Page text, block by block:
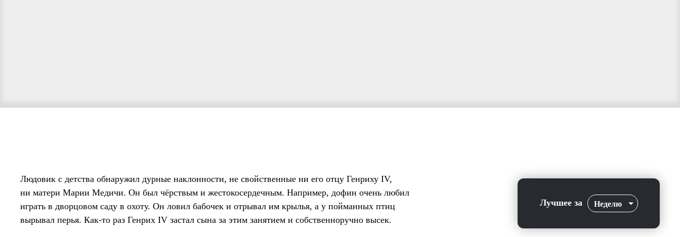
Людовик с детства обнаружил дурные наклонности, не свойственные ни его отцу Генриху IV,
ни матери Марии Медичи. Он был чёрствым и жестокосердечным. Например, дофин очень любил
играть в дворцовом саду в охоту. Он ловил бабочек и отрывал им крылья, а у пойманных птиц
вырывал перья. Как-то раз Генрих IV застал сына за этим занятием и собственноручно высек.
Лучшее за Неделю